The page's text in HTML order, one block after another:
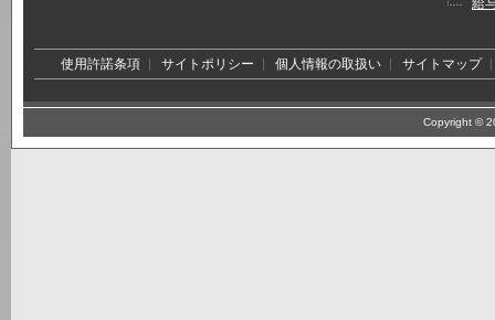
給
使用許諾条項 サイトポリシー 個人情報の取扱い サイトマップ
Copyright ©